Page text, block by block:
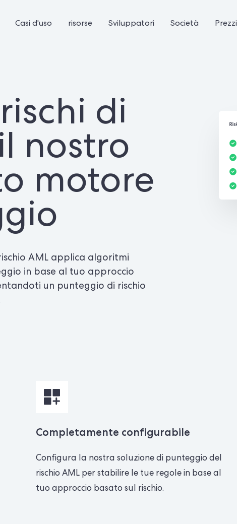
Casi d'uso risorse Sviluppatori Società Prezzi
di
nostro
motore
AML applica algoritmi
in base al tuo approccio
un punteggio di rischio
Completamente configurabile
Configura la nostra soluzione di punteggio del
rischio AML per stabilire le tue regole in base al
tuo approccio basato sul rischio.